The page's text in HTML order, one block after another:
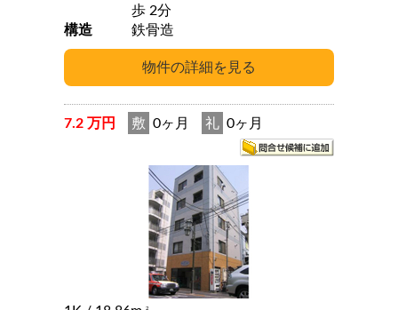
歩 2分
構造
鉄骨造
7.2 万円 敷 0ヶ月 礼 0ヶ月
2